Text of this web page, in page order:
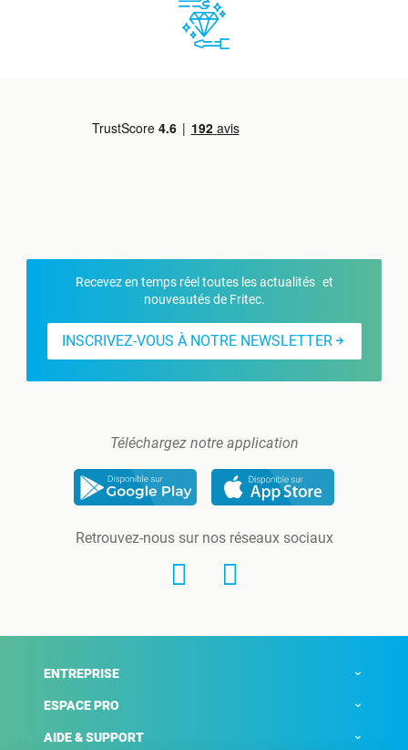
Recevez en temps réel toutes les actualités et
nouveautés de Fritec.
INSCRIVEZ-VOUS À NOTRE NEWSLETTER
Téléchargez notre application
Retrouvez-nous sur nos réseaux sociaux
ENTREPRISE
ESPACE PRO
AIDE & SUPPORT